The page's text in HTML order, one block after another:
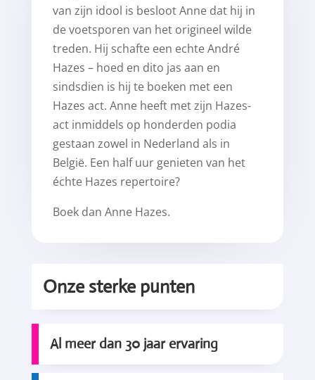
van zijn idool is besloot Anne dat hij in
de voetsporen van het origineel wilde
treden. Hij schafte een echte André
Hazes – hoed en dito jas aan en
sindsdien is hij te boeken met een
Hazes act. Anne heeft met zijn Hazes-
act inmiddels op honderden podia
gestaan zowel in Nederland als in
België. Een half uur genieten van het
échte Hazes repertoire?
Boek dan Anne Hazes.
Onze sterke punten
Al meer dan 30 jaar ervaring